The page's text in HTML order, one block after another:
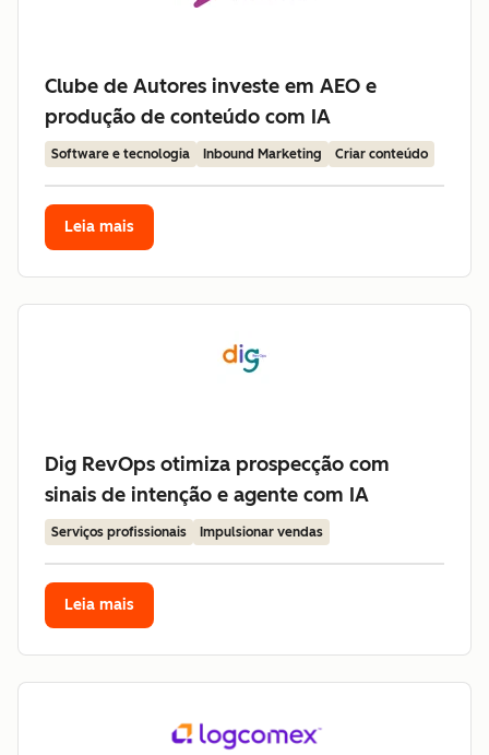
Clube de Autores investe em AEO e
produção de conteúdo com IA
Software e tecnologia Inbound Marketing Criar conteúdo
Leia mais
Dig RevOps otimiza prospecção com
sinais de intenção e agente com IA
Serviços profissionais Impulsionar vendas
Leia mais